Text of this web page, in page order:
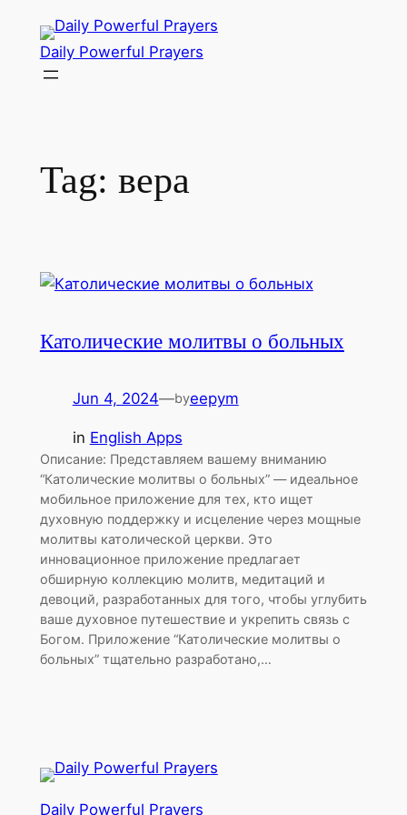
content
Daily Powerful Prayers
Tag: вера
Католические молитвы о больных
Jun 4, 2024—byeepym
in English Apps
Описание: Представляем вашему вниманию
“Католические молитвы о больных” — идеальное
мобильное приложение для тех, кто ищет
духовную поддержку и исцеление через мощные
молитвы католической церкви. Это
инновационное приложение предлагает
обширную коллекцию молитв, медитаций и
девоций, разработанных для того, чтобы углубить
ваше духовное путешествие и укрепить связь с
Богом. Приложение “Католические молитвы о
больных” тщательно разработано,…
Daily Powerful Prayers